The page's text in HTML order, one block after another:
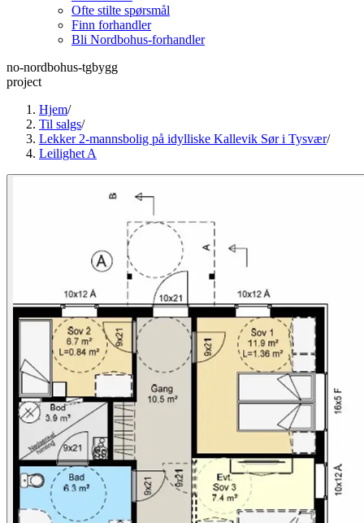
Ofte stilte spørsmål
Finn forhandler
Bli Nordbohus-forhandler
no-nordbohus-tgbygg
project
Hjem/
Til salgs/
Lekker 2-mannsbolig på idylliske Kallevik Sør i Tysvær/
Leilighet A